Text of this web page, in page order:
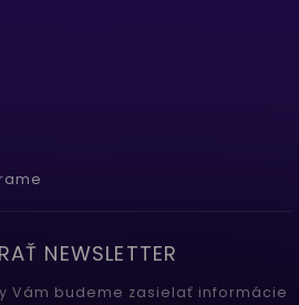
NEWSLETTER
Vám budeme zasielať informácie